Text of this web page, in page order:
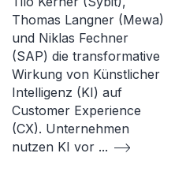
Thomas Langner (Mewa)
und Niklas Fechner
(SAP) die transformative
Wirkung von Künstlicher
Intelligenz (KI) auf
Customer Experience
(CX). Unternehmen
nutzen KI vor ...